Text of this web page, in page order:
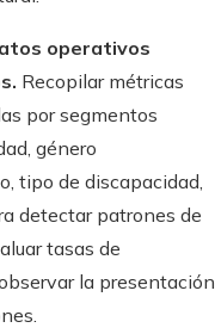
operativos
Recopilar métricas
por segmentos
género
tipo de discapacidad,
detectar patrones de
tasas de
la presentación